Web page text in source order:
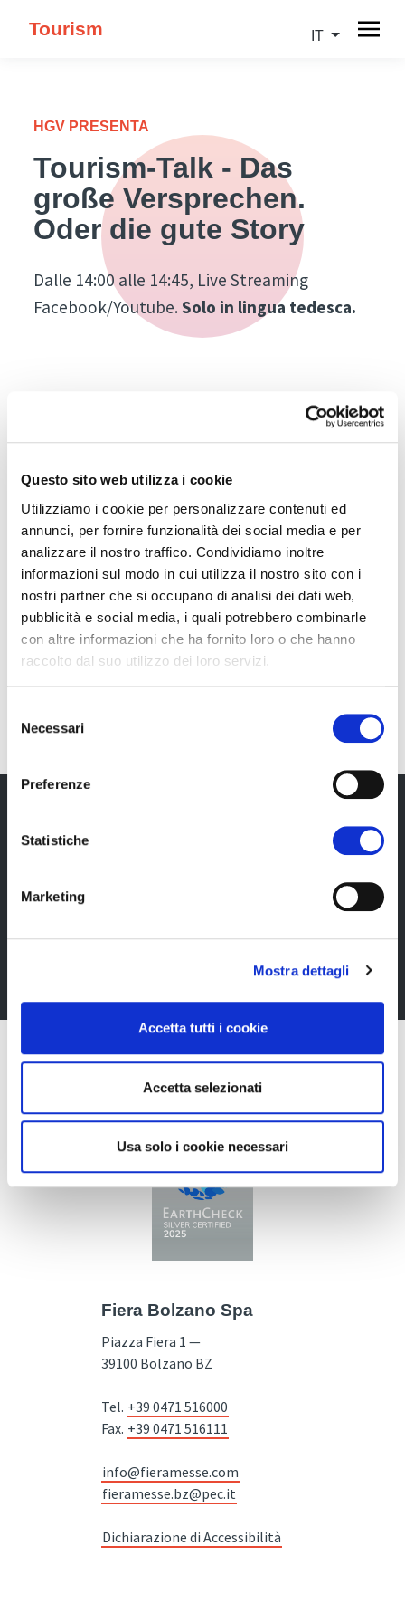
Questo sito web utilizza i cookie
Utilizziamo i cookie per personalizzare contenuti ed
annunci, per fornire funzionalità dei social media e per
analizzare il nostro traffico. Condividiamo inoltre
informazioni sul modo in cui utilizza il nostro sito con i
nostri partner che si occupano di analisi dei dati web,
pubblicità e social media, i quali potrebbero combinarle
con altre informazioni che ha fornito loro o che hanno
raccolto dal suo utilizzo dei loro servizi.
delNecessari
Preferenze
Statistiche
Marketing
Mostra dettagli
Accetta tutti i cookie
Accetta selezionati
Usa solo i cookie necessari
Tourism IT
HGV PRESENTA
Tourism-Talk - Das
große Versprechen.
Oder die gute Story
Dalle 14:00 alle 14:45, Live Streaming
Facebook/Youtube.Solo in lingua tedesca.
Rimani sempre aggiornata*o sui nostri eventi, ricevi
informazioni utili in anteprima! Naturalmente senza
Fiera Bolzano Spa
Piazza Fiera 1 —
39100 Bolzano BZ
Tel. +39 0471 516000
Fax. +39 0471 516111
info@fieramesse.com
fieramesse.bz@pec.it
Dichiarazione di Accessibilità